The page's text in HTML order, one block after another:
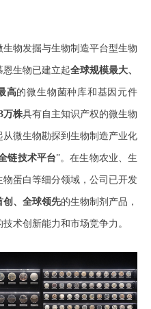
生物发掘与生物制造平台型生物
恩生物已建立起全球规模最大、
高的微生物菌种库和基因元件
万株具有自主知识产权的微生物
从微生物勘探到生物制造产业化
链技术平台”。在生物农业、生
物蛋白等细分领域，公司已开发
创、全球领先的生物制剂产品，
术创新能力和市场竞争力。